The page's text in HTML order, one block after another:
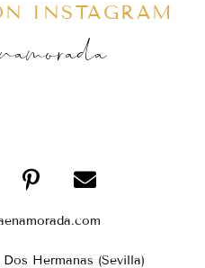
INSTAGRAM
Dos Hermanas (Sevilla)